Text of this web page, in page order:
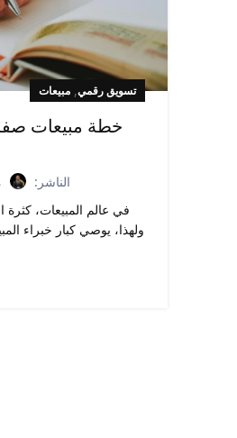
تسويق رقمي, مبيعات
خطة مبيعات
الناشر:
في عالم المبيعات، كثرة